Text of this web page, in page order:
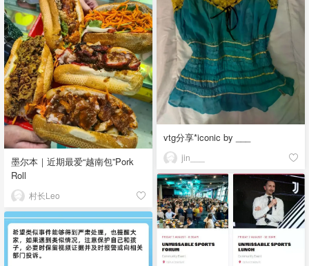
vtg分享*iconic by ___
jin___
墨尔本｜近期最爱“越南包”Pork
Roll
村长Leo